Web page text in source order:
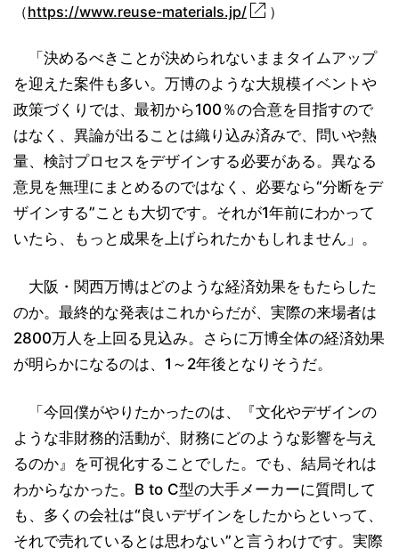
（https://www.reuse-materials.jp/ ）
「決めるべきことが決められないままタイムアップ
を迎えた案件も多い。万博のような大規模イベントや
政策づくりでは、最初から100％の合意を目指すので
はなく、異論が出ることは織り込み済みで、問いや熱
量、検討プロセスをデザインする必要がある。異なる
意見を無理にまとめるのではなく、必要なら“分断をデ
ザインする”ことも大切です。それが1年前にわかって
いたら、もっと成果を上げられたかもしれません」。
大阪・関西万博はどのような経済効果をもたらした
のか。最終的な発表はこれからだが、実際の来場者は
2800万人を上回る見込み。さらに万博全体の経済効果
が明らかになるのは、1～2年後となりそうだ。
「今回僕がやりたかったのは、『文化やデザインの
ような非財務的活動が、財務にどのような影響を与え
るのか』を可視化することでした。でも、結局それは
わからなかった。B to C型の大手メーカーに質問して
も、多くの会社は“良いデザインをしたからといって、
それで売れているとは思わない”と言うわけです。実際